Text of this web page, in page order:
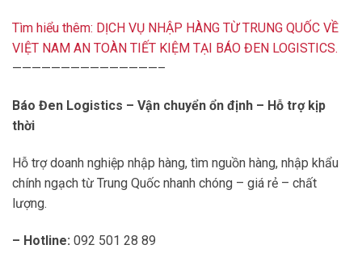
Tìm hiểu thêm: DỊCH VỤ NHẬP HÀNG TỪ TRUNG QUỐC VỀ
VIỆT NAM AN TOÀN TIẾT KIỆM TẠI BÁO ĐEN LOGISTICS.
———————————————–
Báo Đen Logistics – Vận chuyển ổn định – Hỗ trợ kịp
thời
Hỗ trợ doanh nghiệp nhập hàng, tìm nguồn hàng, nhập khẩu
chính ngạch từ Trung Quốc nhanh chóng – giá rẻ – chất
lượng.
– Hotline: 092 501 28 89